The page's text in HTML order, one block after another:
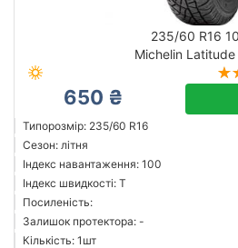
235/60 R16
Michelin Latitude
650 ₴
Типорозмір: 235/60 R16
Сезон: літня
Індекс навантаження: 100
Індекс швидкості: T
Посиленість:
Залишок протектора: -
Кількість: 1шт